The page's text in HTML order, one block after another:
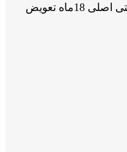
تضمین اصالت کالا + گارانتی اصلی 18ماه تعویض